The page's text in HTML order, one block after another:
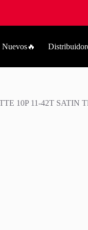
Nuevos🔥
10P 11-42T SATIN